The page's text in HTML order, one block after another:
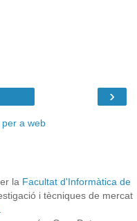
›
a web
la Facultat d'Informàtica de
i tècniques de mercat
.